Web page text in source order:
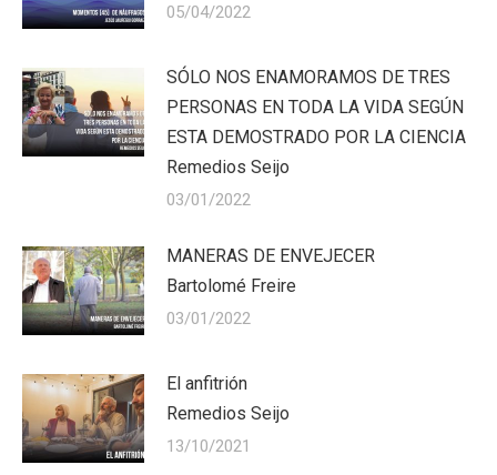
05/04/2022
SÓLO NOS ENAMORAMOS DE TRES
PERSONAS EN TODA LA VIDA SEGÚN
ESTA DEMOSTRADO POR LA CIENCIA
Remedios Seijo
03/01/2022
MANERAS DE ENVEJECER
Bartolomé Freire
03/01/2022
El anfitrión
Remedios Seijo
13/10/2021